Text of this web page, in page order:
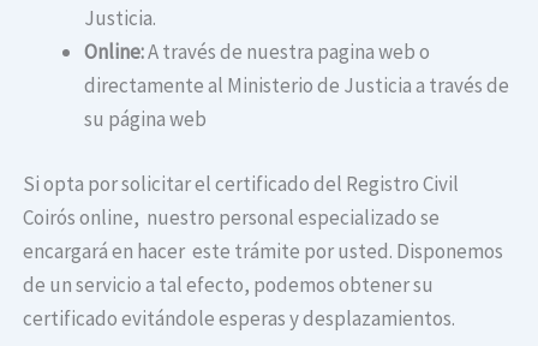
Justicia.
Online:A través de nuestra pagina web o
directamente al Ministerio de Justicia a través de
su página web
Si opta por solicitar el certificado del Registro Civil
Coirós online, nuestro personal especializado se
encargará en hacer este trámite por usted. Disponemos
de un servicio a tal efecto, podemos obtener su
certificado evitándole esperas y desplazamientos.